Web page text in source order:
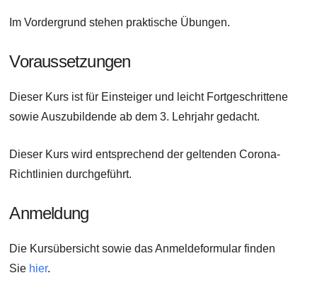
Im Vordergrund stehen praktische Übungen.
Voraussetzungen
Dieser Kurs ist für Einsteiger und leicht Fortgeschrittene
sowie Auszubildende ab dem 3. Lehrjahr gedacht.
Dieser Kurs wird entsprechend der geltenden Corona-
Richtlinien durchgeführt.
Anmeldung
Die Kursübersicht sowie das Anmeldeformular finden
Sie hier.